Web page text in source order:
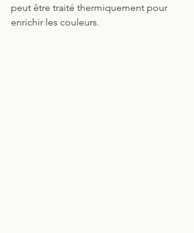
peut être traité thermiquement pour
enrichir les couleurs.